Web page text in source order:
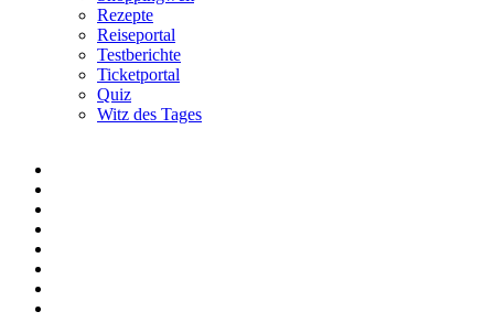
Rezepte
Reiseportal
Testberichte
Ticketportal
Quiz
Witz des Tages